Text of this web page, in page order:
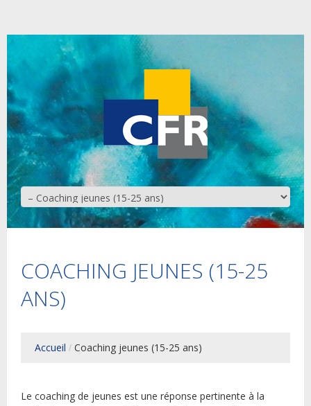
COACHING JEUNES (15-25
ANS)
Accueil Coaching jeunes (15-25 ans)
Le coaching de jeunes est une réponse pertinente à la